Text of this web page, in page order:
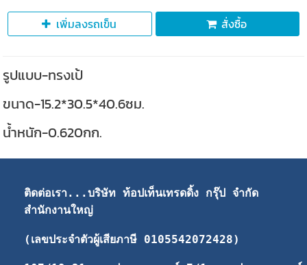
เพิ่มลงรถเข็น สั่งซื้อ
รูปแบบ-ทรงเป้
ขนาด-15.2*30.5*40.6ซม.
น้ำหนัก-0.620กก.
ติดต่อเรา...บริษัท ท้อปเท็นเทรดดิ้ง กรุ๊ป จำกัด
สำนักงานใหญ่
(เลขประจำตัวผู้เสียภาษี 0105542072428)